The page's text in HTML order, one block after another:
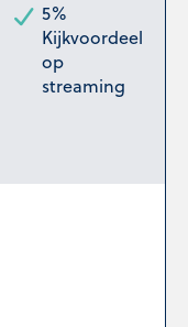
5%
Kijkvoordeel
op
streaming